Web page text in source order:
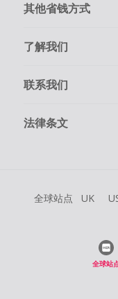
其他省钱方式
了解我们
联系我们
法律条文
全球站点 UK
全球站